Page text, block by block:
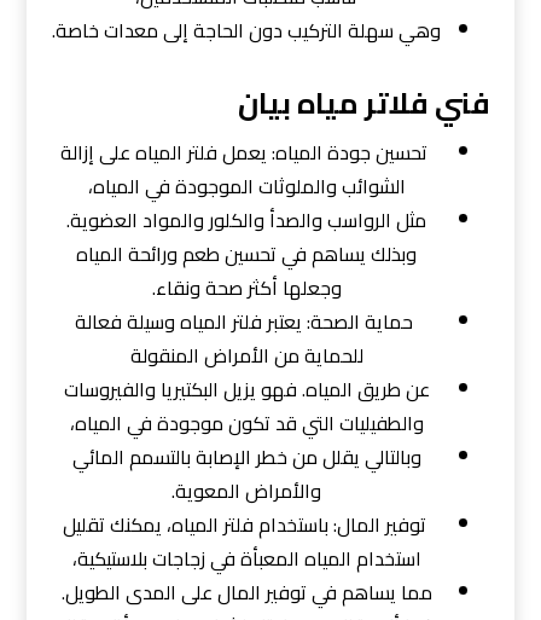
وهي سهلة التركيب دون الحاجة إلى معدات خاصة.
فني فلاتر مياه بيان
تحسين جودة المياه: يعمل فلتر المياه على إزالة
الشوائب والملوثات الموجودة في المياه،
مثل الرواسب والصدأ والكلور والمواد العضوية.
وبذلك يساهم في تحسين طعم ورائحة المياه
وجعلها أكثر صحة ونقاء.
حماية الصحة: يعتبر فلتر المياه وسيلة فعالة
للحماية من الأمراض المنقولة
عن طريق المياه. فهو يزيل البكتيريا والفيروسات
والطفيليات التي قد تكون موجودة في المياه،
وبالتالي يقلل من خطر الإصابة بالتسمم المائي
والأمراض المعوية.
توفير المال: باستخدام فلتر المياه، يمكنك تقليل
استخدام المياه المعبأة في زجاجات بلاستيكية،
مما يساهم في توفير المال على المدى الطويل.